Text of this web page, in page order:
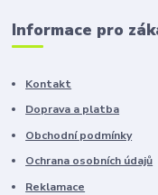
Informace pro
Kontakt
Doprava a platba
Obchodní podmínky
Ochrana osobních údajů
Reklamace